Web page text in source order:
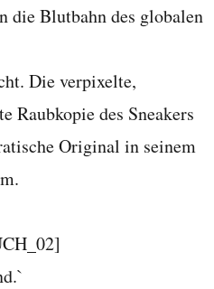
die Blutbahn des globalen
Die verpixelte,
Raubkopie des Sneakers
Original in seinem